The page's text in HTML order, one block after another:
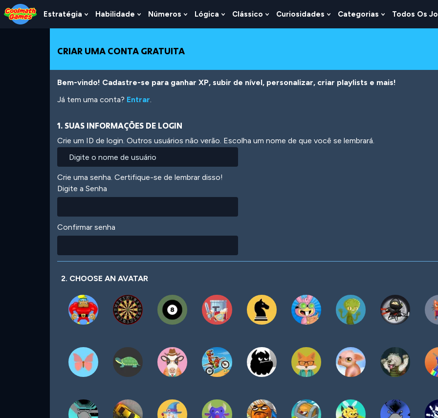
Skip
to
Top
Skip
to
Navigation
Skip
to
Main
Skip
to
Footer
para
Estratégia Show
Submenu
Estratégia
Habilidade Show
Submenu
Habilidade
Números Show
Submenu
Lógica Show
Submenu
Clássico Show
Submenu
Curiosidades Show
Submenu
Categorias Show
Submenu
Todos Os
CRIAR UMA CONTA GRATUITA
Bem-vindo! Cadastre-se para ganhar XP, subir de nível, personalizar, criar playlists e mais!
Já tem uma conta? Entrar.
1. SUAS INFORMAÇÕES DE LOGIN
Crie um ID de login. Outros usuários não verão. Escolha um nome de que você se lembrará.
Crie uma senha. Certifique-se de lembrar disso!
Digite a Senha
Confirmar senha
2. CHOOSE AN AVATAR